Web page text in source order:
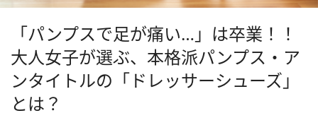
「パンプスで足が痛い…」は卒業！！
大人女子が選ぶ、本格派パンプス・ア
ンタイトルの「ドレッサーシューズ」
とは？